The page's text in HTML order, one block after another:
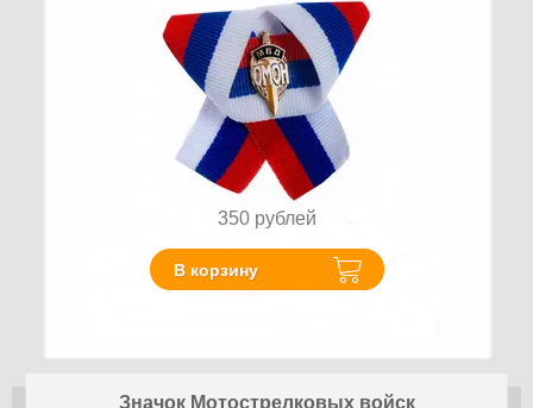
350 рублей
В корзину
Значок Мотострелковых войск